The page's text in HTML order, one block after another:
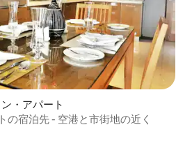
・アパート
の宿泊先 - 空港と市街地の近く